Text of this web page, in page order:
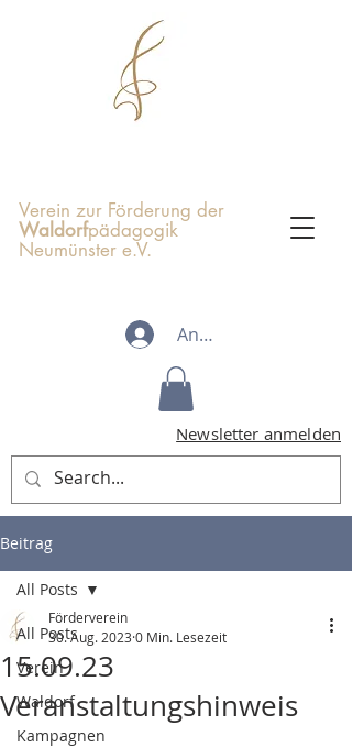
Verein zur Förderung der
Waldorfpädagogik
Neumünster e.V.
Anmelden
Newsletter anmelden
Beitrag
All Posts
Verein
Waldorf
Kampagnen
All Posts
15.09.23
Veranstaltungshinweis
Förderverein
30. Aug. 2023 0 Min. Lesezeit